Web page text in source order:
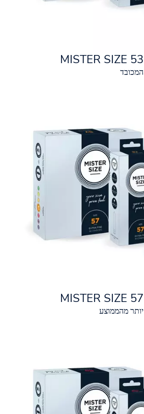
MISTER SIZE 53
המכובד
MISTER SIZE 57
יותר מהממוצע